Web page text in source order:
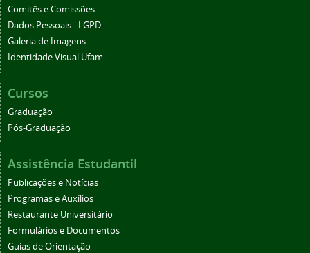
Comitês e Comissões
Dados Pessoais - LGPD
Galeria de Imagens
Identidade Visual Ufam
Cursos
Graduação
Pós-Graduação
Assistência Estudantil
Publicações e Notícias
Programas e Auxílios
Restaurante Universitário
Formulários e Documentos
Guias de Orientação